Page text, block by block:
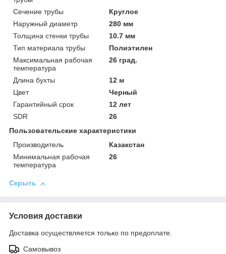
Сечение трубы
Круглое
Наружный диаметр
280 мм
Толщина стенки трубы
10.7 мм
Тип материала трубы
Полиэтилен
Максимальная рабочая
температура
26 град.
Длина бухты
12 м
Цвет
Черный
Гарантийный срок
12 лет
SDR
26
Пользовательские характеристики
Производитель
Казакстан
Минимальная рабочая
температура
26
Скрыть
Условия доставки
Доставка осуществляется только по предоплате.
Самовывоз